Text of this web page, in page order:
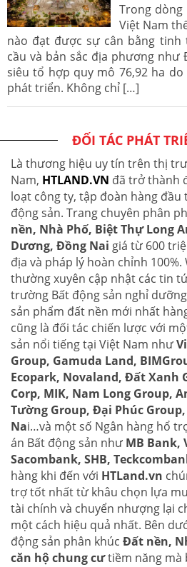
Trong
Việt Nam
nào đạt được sự cân bằng tinh
cầu và bản sắc địa phương như
siêu tổ hợp quy mô 76,92 ha do
phát triển. Không chỉ […]
ĐỐI TÁC PHÁT
Là thương hiệu uy tín trên thị
Nam, HTLAND.VN đã trở thành
loạt công ty, tập đoàn hàng
động sản. Trang chuyên phân
nền, Nhà Phố, Biệt Thự Long
Dương, Đồng Nai giá từ 600
địa và pháp lý hoàn chỉnh 100%.
thường xuyên cập nhật các tin
trường Bất động sản nghỉ
sản phẩm đất nền mới nhất
cũng là đối tác chiến lược với
sản nổi tiếng tại Việt Nam như
Group, Gamuda Land,
Ecopark, Novaland, Đất Xanh
Corp, MIK, Nam Long Group,
Tường Group, Đại Phúc
Nai…và một số Ngân hàng hổ
án Bất động sản như MB Bank,
Sacombank, SHB,
hàng khi đến với HTLand.vn
trợ tốt nhất từ khâu chọn lựa
tài chính và chuyển nhượng lại
một cách hiệu quả nhất. Bên
động sản phân khúc Đất nền,
căn hộ chung cưtiềm năng mà